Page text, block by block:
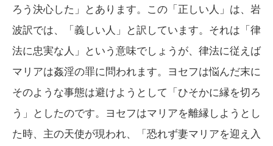
ろう決心した」とあります。この「正しい人」は、岩
波訳では、「義しい人」と訳しています。それは「律
法に忠実な人」という意味でしょうが、律法に従えば
マリアは姦淫の罪に問われます。ヨセフは悩んだ末に
そのような事態は避けようとして「ひそかに縁を切ろ
う」としたのです。ヨセフはマリアを離縁しようとし
た時、主の天使が現われ、「恐れず妻マリアを迎え入